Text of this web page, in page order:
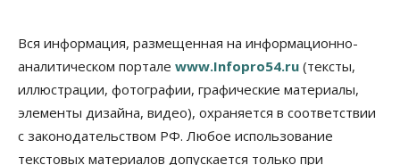
В Новосибирске прошёл митинг
против нового закона о памятниках
07 Августа 2026, 18:00
Бизнес
В аэропорту Толмачёво завершены работы по
бетонированию рулежных дорожек
07 Августа 2026, 17:00
Вся информация, размещенная на информационно-
аналитическом портале www.Infopro54.ru (тексты,
иллюстрации, фотографии, графические материалы,
элементы дизайна, видео), охраняется в соответствии
с законодательством РФ. Любое использование
текстовых материалов допускается только при